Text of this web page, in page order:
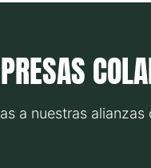
a nuestras